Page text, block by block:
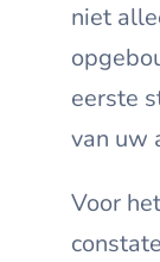
niet
eerste
van uw
Voor